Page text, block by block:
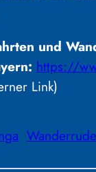
und
https://
Link)